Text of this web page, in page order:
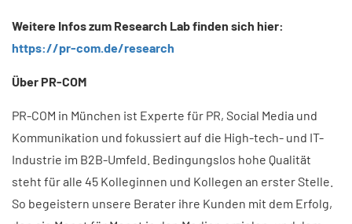
Weitere Infos zum Research Lab finden sich hier:
https://pr-com.de/research
Über PR-COM
PR-COM in München ist Experte für PR, Social Media und
Kommunikation und fokussiert auf die High-tech- und IT-
Industrie im B2B-Umfeld. Bedingungslos hohe Qualität
steht für alle 45 Kolleginnen und Kollegen an erster Stelle.
So begeistern unsere Berater ihre Kunden mit dem Erfolg,